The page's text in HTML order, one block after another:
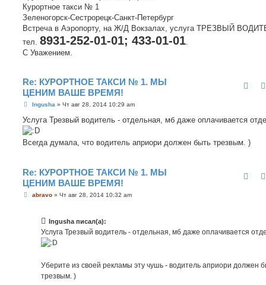
б
щ
е
и
Курортное такси № 1
Зеленогорск-Сестрорецк-Санкт-Петербург
Встреча в Аэропорту, на Ж/Д Вокзалах, услуга ТРЕЗВЫЙ
тел. 8931-252-01-01; 433-01-01.
С Уважением.
Re: КУРОРТНОЕ ТАКСИ № 1. МЫ
ЦЕНИМ ВАШЕ ВРЕМЯ!
С
о
б
щ
н
Ingusha » Чт авг 28, 2014 10:29 am
Услуга Трезвый водитель - отдельная, мб даже оплачивается
Всегда думала, что водитель априори должен быть трезвым. )
Re: КУРОРТНОЕ ТАКСИ № 1. МЫ
ЦЕНИМ ВАШЕ ВРЕМЯ!
Сabravo» Чт авг 28, 2014 10:32 am
Ingusha писал(а):
Услуга Трезвый водитель - отдельная, мб даже оплачивается
Уберите из своей рекламы эту чушь - водитель априори должен
трезвым. )